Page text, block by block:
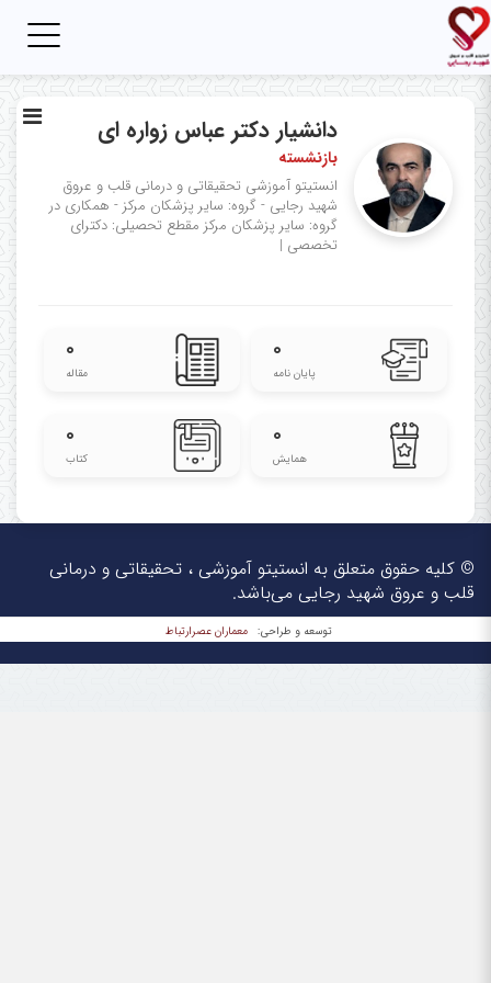
دانشیار دکتر عباس زواره ای
بازنشسته
انستیتو آموزشی تحقیقاتی و درمانی قلب و عروق
شهید رجایی - گروه: سایر پزشکان مرکز - همکاری در
گروه: سایر پزشکان مرکز مقطع تحصیلی: دکترای
تخصصی |
۰
پایان نامه
۰
مقاله
۰
همایش
۰
کتاب
© کلیه حقوق متعلق به انستیتو آموزشی ، تحقیقاتی و درمانی
قلب و عروق شهید رجایی می‌باشد.
توسعه و طراحی: معماران عصر‌ارتباط